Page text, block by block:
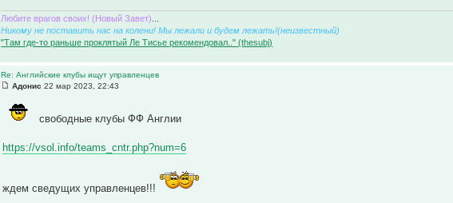
Любите врагов своих! (Новый Завет)
Никому не поставить нас на колени! Мы лежали и будем лежать!(неизвестный)
"Там где-то раньше проклятый Ле Тисье рекомендовал.." (thesubj)
Re: Английские клубы ищут управленцев
Адонис 22 мар 2023, 22:43
свободные клубы ФФ Англии
https://vsol.info/teams_cntr.php?num=6
ждем сведущих управленцев!!!